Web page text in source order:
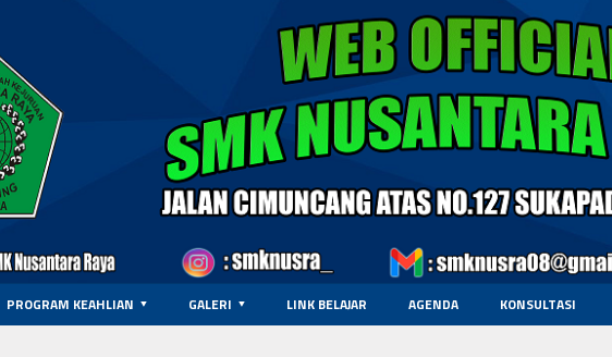
PROGRAM KEAHLIAN GALERI LINK BELAJAR AGENDA KONSULTASI